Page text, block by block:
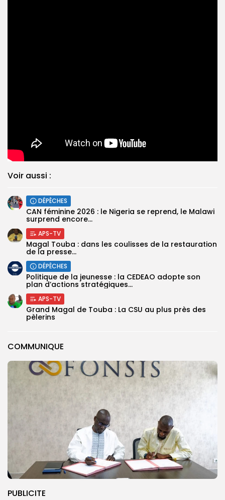
COMMUNIQUE
PUBLICITE
Voir aussi :
DÉPÊCHES
‎CAN féminine 2026 : le Nigeria se reprend, le Malawi
surprend encore...
APS-TV
Magal Touba : dans les coulisses de la restauration
de la presse...
DÉPÊCHES
Politique de la jeunesse : la CEDEAO adopte son
plan d’actions stratégiques...
APS-TV
Grand Magal de Touba : La CSU au plus près des
pèlerins